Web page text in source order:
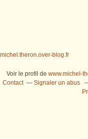
michel.theron.over-blog.fr
Voir le profil de www.michel-
Contact
Signaler un abus